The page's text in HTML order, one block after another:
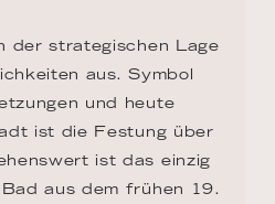
der strategischen Lage
aus. Symbol
und heute
ist die Festung über
ist das einzig
aus dem frühen 19.